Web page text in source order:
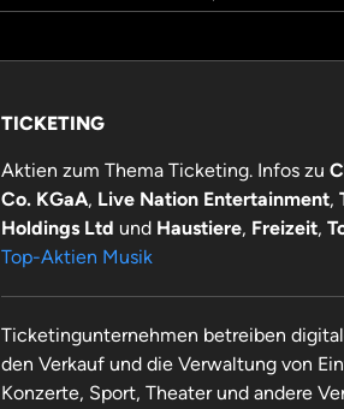
TICKETING
Aktien zum Thema Ticketing. Infos zu
Co. KGaA, Live Nation Entertainment,
Holdings Ltd und Haustiere, Freizeit,
Top-Aktien Musik
Ticketingunternehmen betreiben
den Verkauf und die Verwaltung von
Konzerte, Sport, Theater und andere